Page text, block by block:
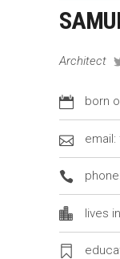
Architect
born
lives